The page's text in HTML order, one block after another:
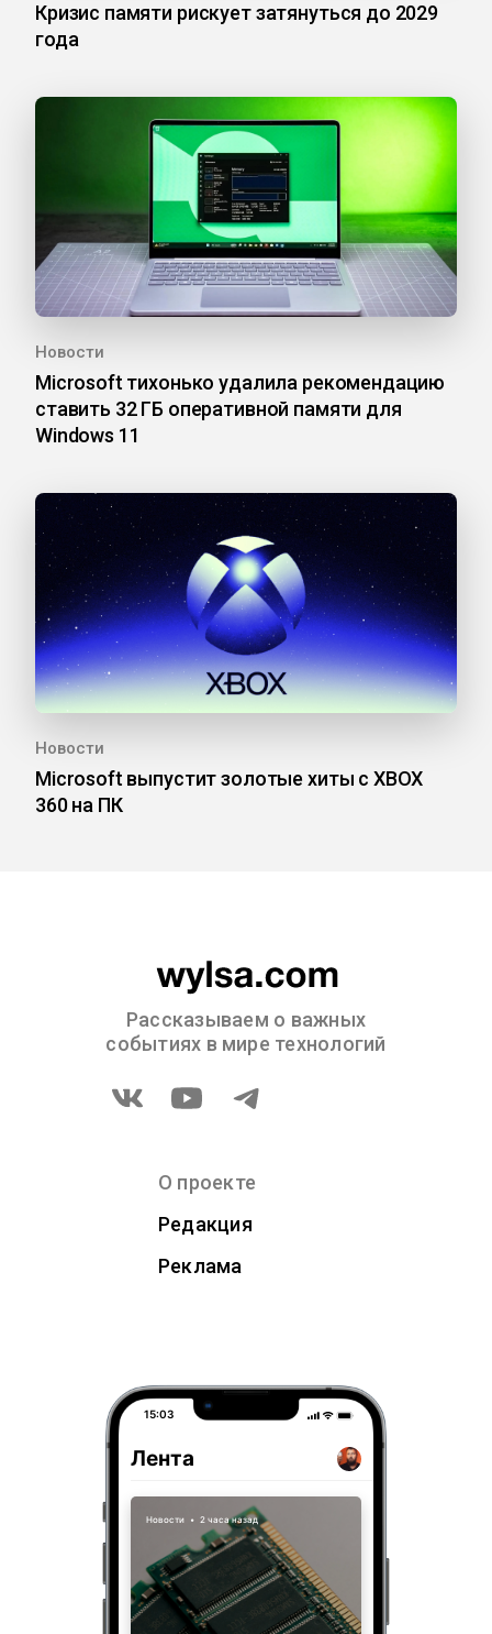
Кризис памяти рискует затянуться до 2029
года
Новости
Microsoft тихонько удалила рекомендацию
ставить 32 ГБ оперативной памяти для
Windows 11
Новости
Microsoft выпустит золотые хиты с XBOX
360 на ПК
Рассказываем о важных
событиях в мире технологий
О проекте
Редакция
Реклама
15:03
Лента
Новости • 2 часа назад